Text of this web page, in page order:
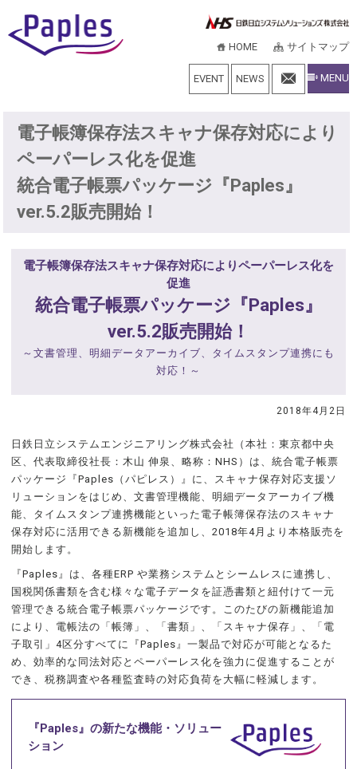
HOME サイトマップ
MENU
NEWS
EVENT
電子帳簿保存法スキャナ保存対応により
ペーパーレス化を促進
統合電子帳票パッケージ『Paples』
ver.5.2販売開始！
電子帳簿保存法スキャナ保存対応によりペーパーレス化を
促進
統合電子帳票パッケージ『Paples』
ver.5.2販売開始！
～文書管理、明細データアーカイブ、タイムスタンプ連携にも
対応！～
2018年4月2日
日鉄日立システムエンジニアリング株式会社（本社：東京都中央
区、代表取締役社長：木山 伸泉、略称：NHS）は、統合電子帳票
パッケージ『Paples（パピレス）』に、スキャナ保存対応支援ソ
リューションをはじめ、文書管理機能、明細データアーカイブ機
能、タイムスタンプ連携機能といった電子帳簿保存法のスキャナ
保存対応に活用できる新機能を追加し、2018年4月より本格販売を
開始します。
『Paples』は、各種ERP や業務システムとシームレスに連携し、
国税関係書類を含む様々な電子データを証憑書類と紐付けて一元
管理できる統合電子帳票パッケージです。このたびの新機能追加
により、電帳法の「帳簿」、「書類」、「スキャナ保存」、「電
子取引」4区分すべてに『Paples』一製品で対応が可能となるた
め、効率的な同法対応とペーパーレス化を強力に促進することが
でき、税務調査や各種監査時の対応負荷を大幅に軽減します。
『Paples』の新たな機能・ソリュー
ション